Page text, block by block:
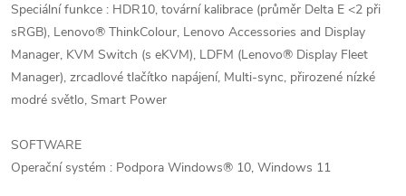
Speciální funkce : HDR10, tovární kalibrace (průměr Delta E <2 při
sRGB), Lenovo® ThinkColour, Lenovo Accessories and Display
Manager, KVM Switch (s eKVM), LDFM (Lenovo® Display Fleet
Manager), zrcadlové tlačítko napájení, Multi-sync, přirozené nízké
modré světlo, Smart Power
SOFTWARE
Operační systém : Podpora Windows® 10, Windows 11